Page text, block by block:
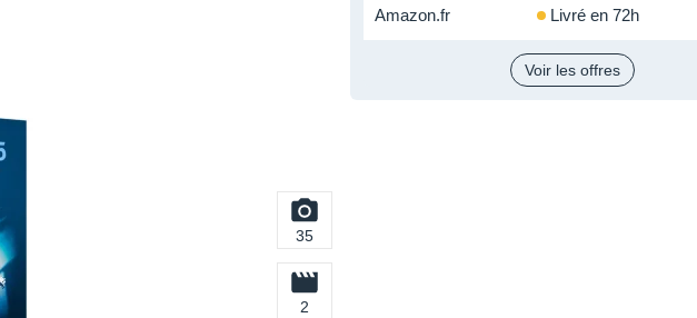
35
2
Amazon.fr Livré en 72h
Voir les offres